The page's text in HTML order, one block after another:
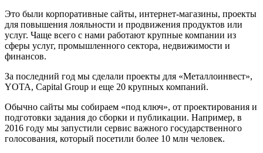
Это были корпоративные сайты, интернет-магазины, проекты
для повышения лояльности и продвижения продуктов или
услуг. Чаще всего с нами работают крупные компании из
сферы услуг, промышленного сектора, недвижимости и
финансов.
За последний год мы сделали проекты для «Металлоинвест»,
YOTA, Capital Group и еще 20 крупных компаний.
Обычно сайты мы собираем «под ключ», от проектирования и
подготовки задания до сборки и публикации. Например, в
2016 году мы запустили сервис важного государственного
голосования, который посетили более 10 млн человек.